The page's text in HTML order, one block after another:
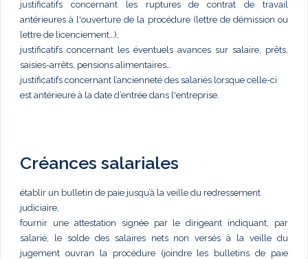
justificatifs concernant les ruptures de contrat de travail
antérieures à l'ouverture de la procédure (lettre de démission ou
lettre de licenciement…),
justificatifs concernant les éventuels avances sur salaire, prêts,
saisies-arrêts, pensions alimentaires…
justificatifs concernant l’ancienneté des salariés lorsque celle-ci
est antérieure à la date d’entrée dans l'entreprise.
Créances salariales
établir un bulletin de paie jusqu’à la veille du redressement
judiciaire,
fournir une attestation signée par le dirigeant indiquant, par
salarié, le solde des salaires nets non versés à la veille du
jugement ouvran la procédure (joindre les bulletins de paie